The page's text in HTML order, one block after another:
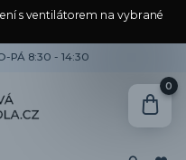
s ventilátorem na vybrané
PÁ 8:30 - 14:30
0